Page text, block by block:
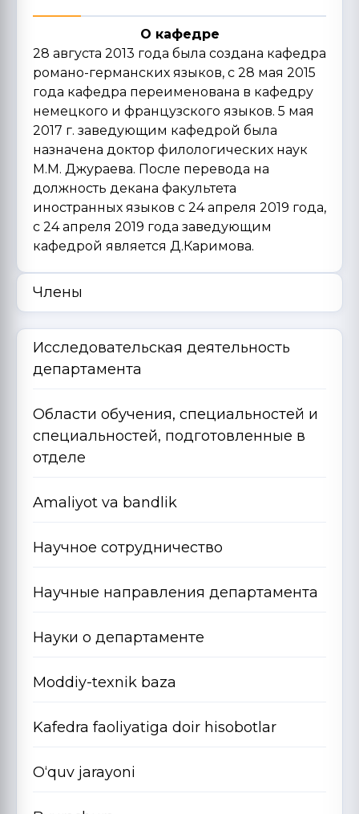
О кафедре
28 августа 2013 года была создана кафедра
романо-германских языков, c 28 мая 2015
года кафедра переименована в кафедру
немецкого и французского языков. 5 мая
2017 г. заведующим кафедрой была
назначена доктор филологических наук
М.М. Джураева. После перевода на
должность декана факультета
иностранных языков с 24 апреля 2019 года,
с 24 апреля 2019 года заведующим
кафедрой является Д.Каримова.
Члены
Исследовательская деятельность
департамента
Области обучения, специальностей и
специальностей, подготовленные в
отделе
Amaliyot va bandlik
Научное сотрудничество
Научные направления департамента
Науки о департаменте
Moddiy-texnik baza
Kafedra faoliyatiga doir hisobotlar
O‘quv jarayoni